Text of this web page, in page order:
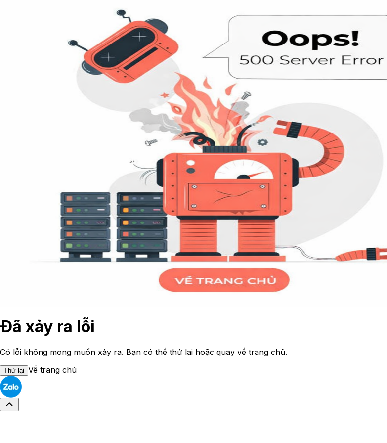
Đã xảy ra lỗi
Có lỗi không mong muốn xảy ra. Bạn có thể thử lại hoặc quay về trang chủ.
Thử lại Về trang chủ